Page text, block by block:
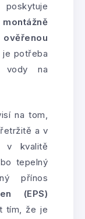
je potřeba
vody na
na tom,
a v
v kvalitě
tepelný
přínos
(EPS)
tím, že je